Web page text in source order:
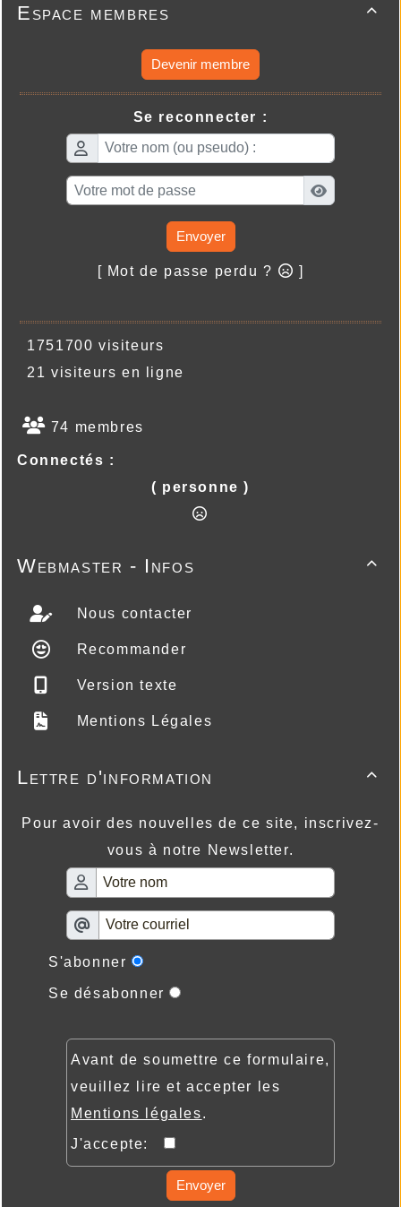

Espace membres
Devenir membre
Se reconnecter :
Envoyer
[ Mot de passe perdu ? ]
1751700 visiteurs
21 visiteurs en ligne
74 membres
Connectés :
( personne )

Webmaster - Infos
Nous contacter
Recommander
Version texte
Mentions Légales

Lettre d'information
Pour avoir des nouvelles de ce site, inscrivez-
vous à notre Newsletter.
S'abonner
Se désabonner
Avant de soumettre ce formulaire,
veuillez lire et accepter les
Mentions légales.
J'accepte:
Envoyer